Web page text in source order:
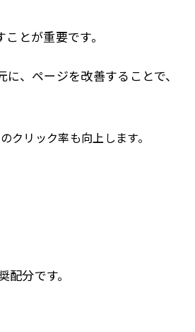
とが重要です。
、ページを改善することで、
クリック率も向上します。
分です。